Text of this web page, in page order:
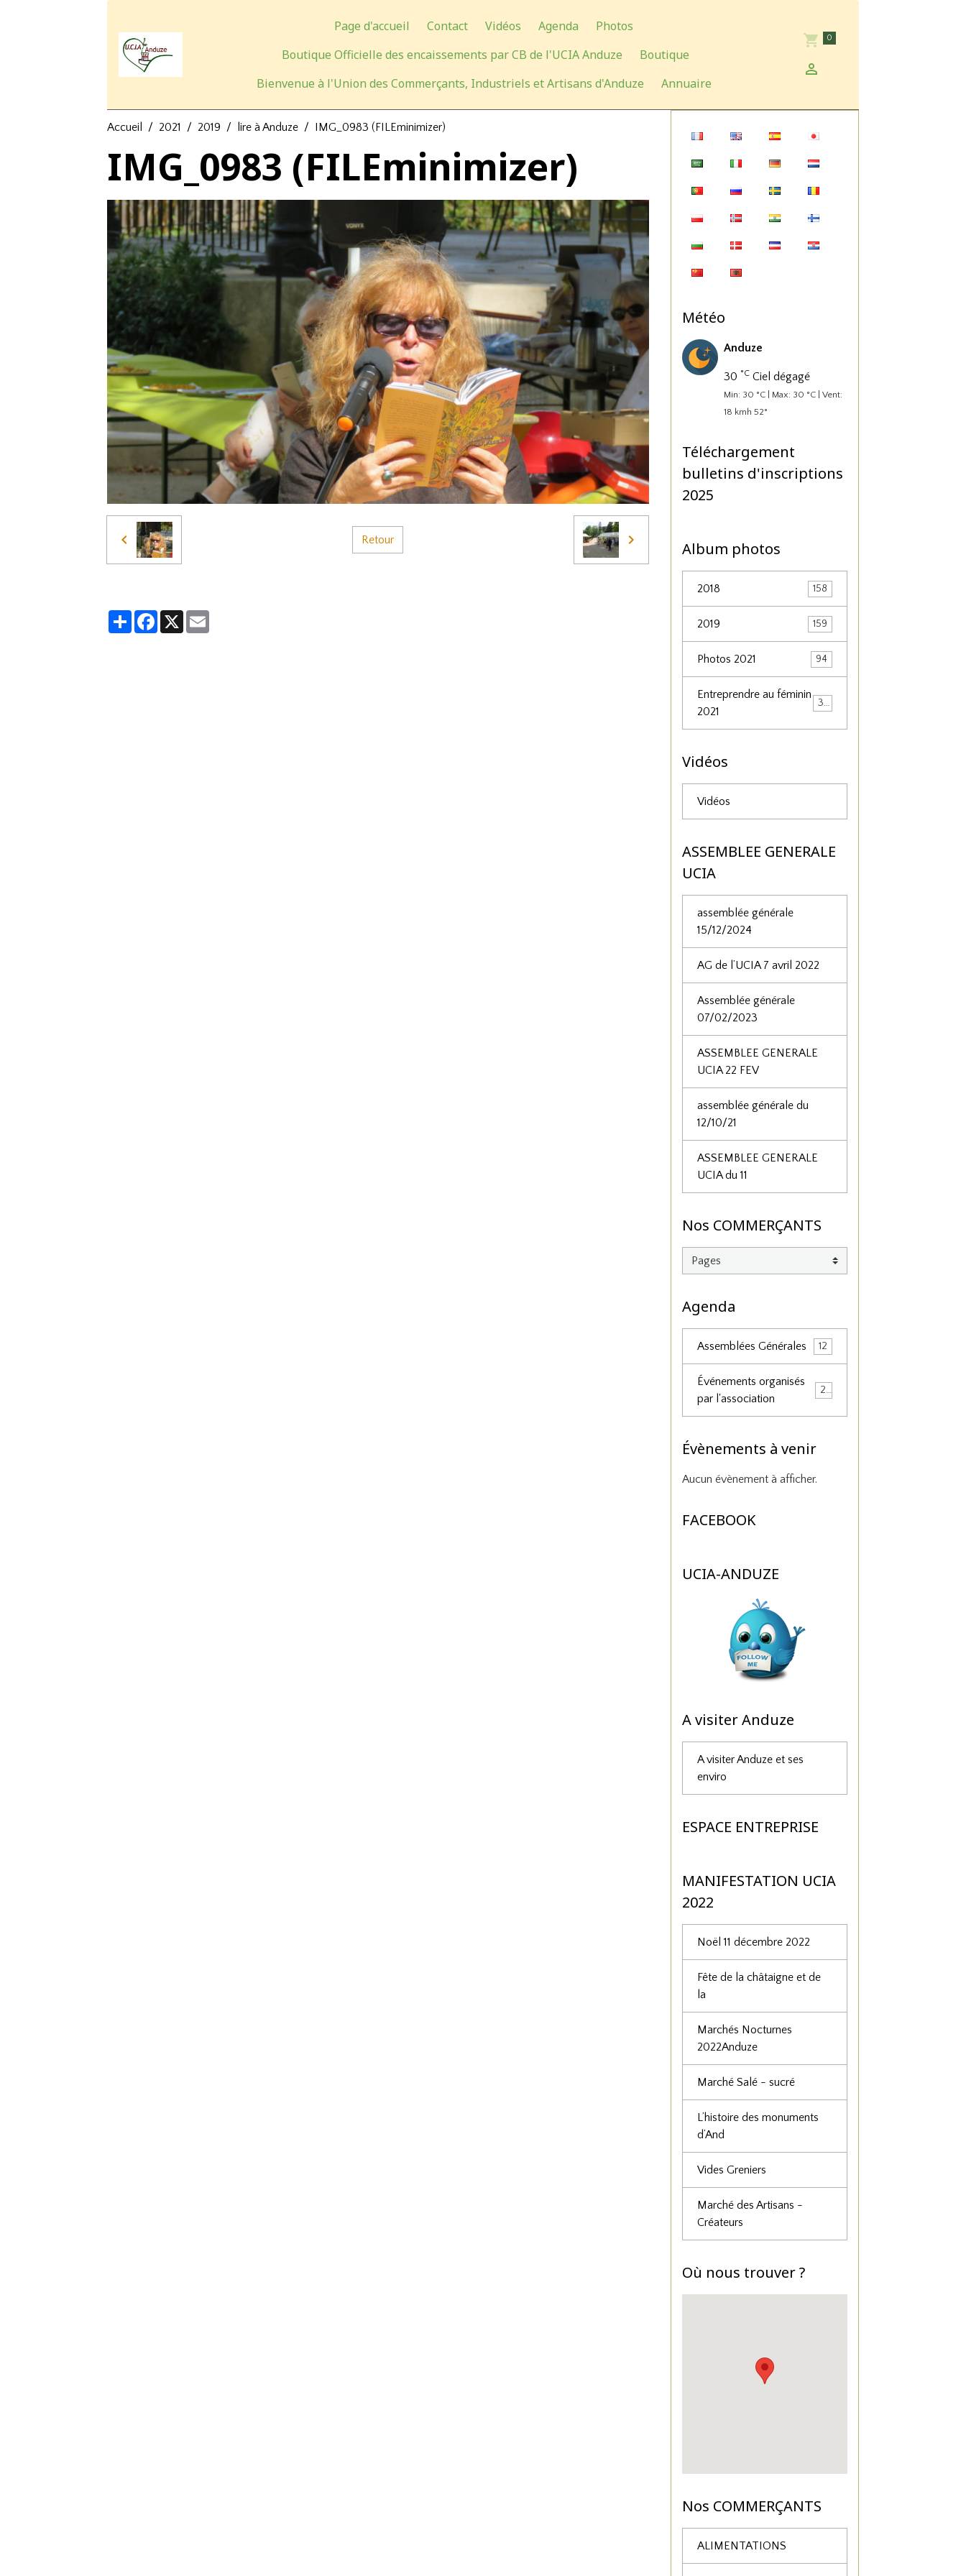
Page d'accueil Contact Vidéos Agenda
Photos
Boutique Officielle des encaissements par CB de l'UCIA Anduze
Boutique
Bienvenue à l'Union des Commerçants, Industriels et Artisans d'Anduze
Annuaire
0
Accueil 2021 2019 lire à Anduze IMG_0983 (FILEminimizer)
IMG_0983 (FILEminimizer)
Retour
PartagerFacebook
X
Météo
Anduze
30 °C Ciel dégagé
Min: 30 °C | Max: 30 °C | Vent:
18 kmh 52°
Téléchargement
bulletins d'inscriptions
2025
Album photos
2018 158
2019 159
Photos 2021 94
Entreprendre au féminin
2021
34
Vidéos
Vidéos
ASSEMBLEE GENERALE
UCIA
assemblée générale
15/12/2024
AG de l’UCIA 7 avril 2022
Assemblée générale
07/02/2023
ASSEMBLEE GENERALE
UCIA 22 FEV
assemblée générale du
12/10/21
ASSEMBLEE GENERALE
UCIA du 11
Nos COMMERÇANTS
Agenda
Assemblées Générales 12
Événements organisés
par l'association
25
Évènements à venir
Aucun évènement à afficher.
FACEBOOK
UCIA-ANDUZE
A visiter Anduze
A visiter Anduze et ses
enviro
ESPACE ENTREPRISE
MANIFESTATION UCIA
2022
Noël 11 décembre 2022
Fête de la châtaigne et de
la
Marchés Nocturnes
2022Anduze
Marché Salé - sucré
L’histoire des monuments
d’And
Vides Greniers
Marché des Artisans -
Créateurs
Où nous trouver ?
Nos COMMERÇANTS
ALIMENTATIONS